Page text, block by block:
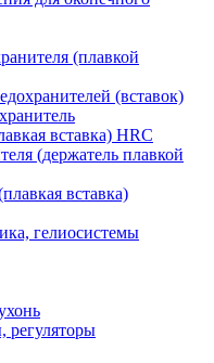
(плавкой
(вставок)
вставка) HRC
(держатель плавкой
вставка)
гелиосистемы
регуляторы